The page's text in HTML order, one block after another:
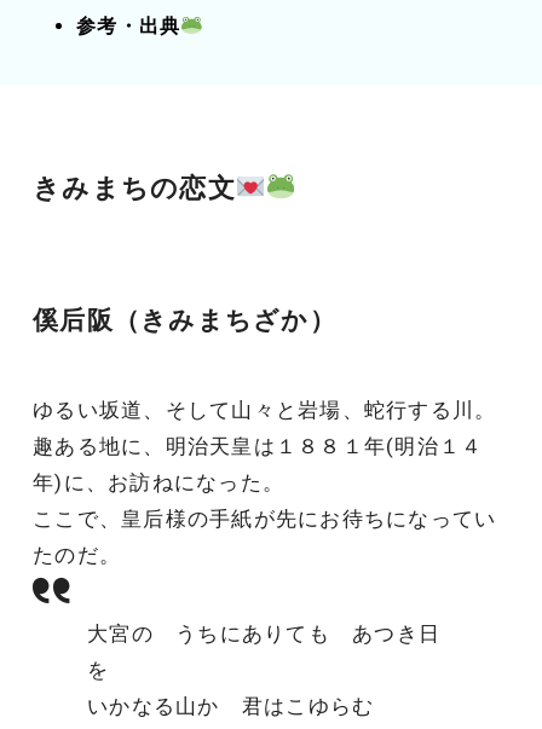
参考・出典
きみまちの恋文
傒后阪（きみまちざか）
ゆるい坂道、そして山々と岩場、蛇行する川。
趣ある地に、明治天皇は１８８１年(明治１４
年)に、お訪ねになった。
ここで、皇后様の手紙が先にお待ちになってい
たのだ。
大宮の うちにありても あつき日
を
いかなる山か 君はこゆらむ